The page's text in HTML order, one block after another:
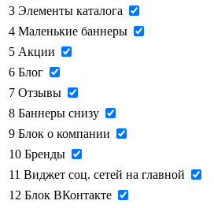
3 Элементы каталога
4 Маленькие баннеры
5 Акции
6 Блог
7 Отзывы
8 Баннеры снизу
9 Блок о компании
10 Бренды
11 Виджет соц. сетей на главной
12 Блок ВКонтакте